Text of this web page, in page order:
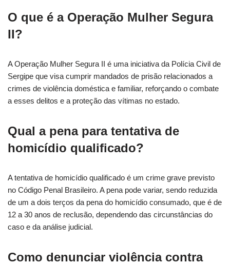
O que é a Operação Mulher Segura
II?
A Operação Mulher Segura II é uma iniciativa da Polícia Civil de
Sergipe que visa cumprir mandados de prisão relacionados a
crimes de violência doméstica e familiar, reforçando o combate
a esses delitos e a proteção das vítimas no estado.
Qual a pena para tentativa de
homicídio qualificado?
A tentativa de homicídio qualificado é um crime grave previsto
no Código Penal Brasileiro. A pena pode variar, sendo reduzida
de um a dois terços da pena do homicídio consumado, que é de
12 a 30 anos de reclusão, dependendo das circunstâncias do
caso e da análise judicial.
Como denunciar violência contra